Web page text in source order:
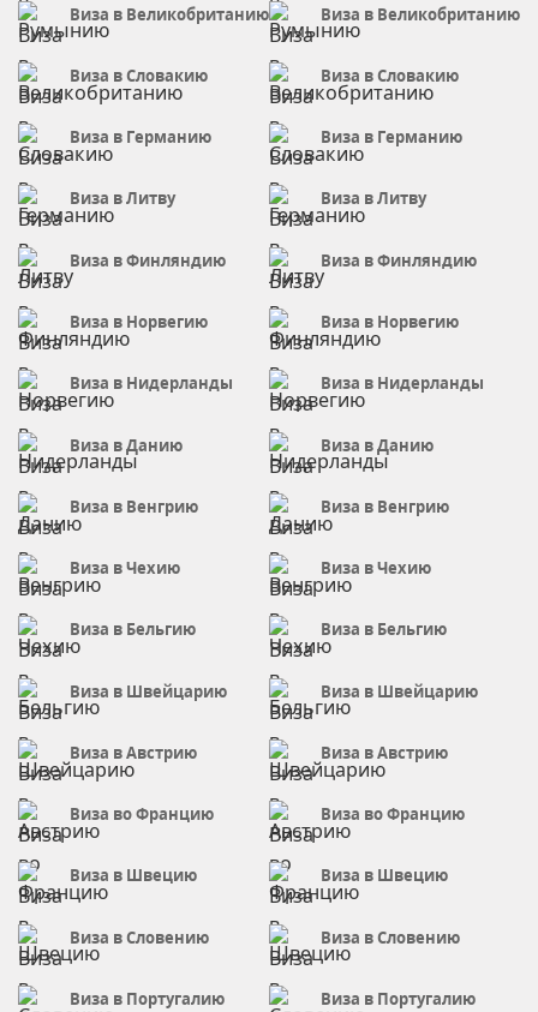
Виза в Великобританию
Виза в Словакию
Виза в Германию
Виза в Литву
Виза в Финляндию
Виза в Норвегию
Виза в Нидерланды
Виза в Данию
Виза в Венгрию
Виза в Чехию
Виза в Бельгию
Виза в Швейцарию
Виза в Австрию
Виза во Францию
Виза в Швецию
Виза в Словению
Виза в Португалию
Виза в Великобританию
Виза в Словакию
Виза в Германию
Виза в Литву
Виза в Финляндию
Виза в Норвегию
Виза в Нидерланды
Виза в Данию
Виза в Венгрию
Виза в Чехию
Виза в Бельгию
Виза в Швейцарию
Виза в Австрию
Виза во Францию
Виза в Швецию
Виза в Словению
Виза в Португалию